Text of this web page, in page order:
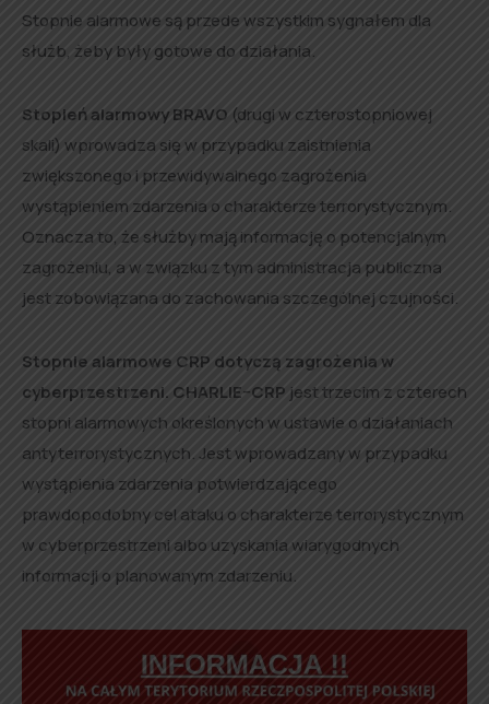
Stopnie alarmowe są przede wszystkim sygnałem dla
służb, żeby były gotowe do działania.
Stopień alarmowy BRAVO (drugi w czterostopniowej
skali) wprowadza się w przypadku zaistnienia
zwiększonego i przewidywalnego zagrożenia
wystąpieniem zdarzenia o charakterze terrorystycznym.
Oznacza to, że służby mają informację o potencjalnym
zagrożeniu, a w związku z tym administracja publiczna
jest zobowiązana do zachowania szczególnej czujności.
Stopnie alarmowe CRP dotyczą zagrożenia w
cyberprzestrzeni. CHARLIE–CRP jest trzecim z czterech
stopni alarmowych określonych w ustawie o działaniach
antyterrorystycznych. Jest wprowadzany w przypadku
wystąpienia zdarzenia potwierdzającego
prawdopodobny cel ataku o charakterze terrorystycznym
w cyberprzestrzeni albo uzyskania wiarygodnych
informacji o planowanym zdarzeniu.